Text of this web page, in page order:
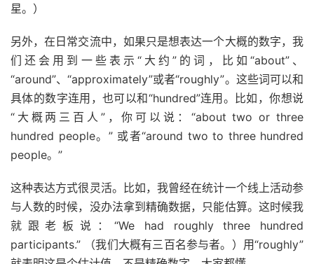
星。）
另外，在日常交流中，如果只是想表达一个大概的数字，我
们还会用到一些表示“大约”的词，比如“about”、
“around”、“approximately”或者“roughly”。这些词可以和
具体的数字连用，也可以和“hundred”连用。比如，你想说
“大概两三百人”，你可以说：“about two or three
hundred people。” 或者“around two to three hundred
people。”
这种表达方式很灵活。比如，我曾经在统计一个线上活动参
与人数的时候，没办法拿到精确数据，只能估算。这时候我
就跟老板说：“We had roughly three hundred
participants.” （我们大概有三百名参与者。）用“roughly”